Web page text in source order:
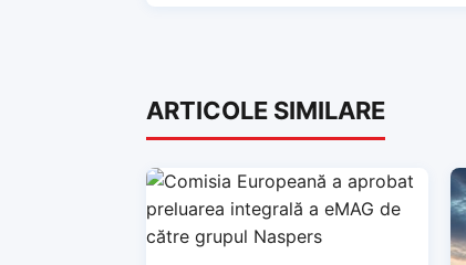
ARTICOLE SIMILARE